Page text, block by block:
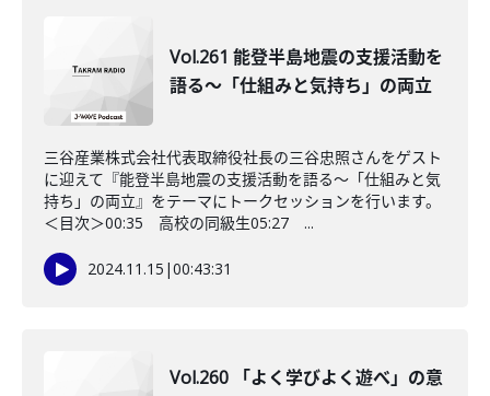
Vol.261 能登半島地震の支援活動を
語る～「仕組みと気持ち」の両立
三谷産業株式会社代表取締役社長の三谷忠照さんをゲスト
に迎えて『能登半島地震の支援活動を語る～「仕組みと気
持ち」の両立』をテーマにトークセッションを行います。
＜目次＞00:35 高校の同級生05:27 ...
2024.11.15 |00:43:31
Vol.260 「よく学びよく遊べ」の意